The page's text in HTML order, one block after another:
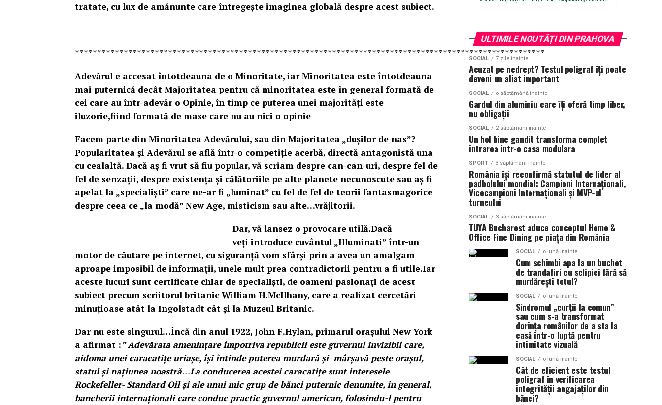
tratate, cu lux de amănunte care întregește imaginea globală despre acest subiect.
**********************************************************************************************************
Adevărul e accesat întotdeauna de o Minoritate, iar Minoritatea este întotdeauna
mai puternică decât Majoritatea pentru că minoritatea este în general formată de
cei care au într-adevăr o Opinie, în timp ce puterea unei majorități este
iluzorie,fiind formată de mase care nu au nici o opinie
Facem parte din Minoritatea Adevărului, sau din Majoritatea „duşilor de nas”?
Popularitatea și Adevărul se află într-o competiție acerbă, directă antagonistă una
cu cealaltă. Dacă aș fi vrut să fiu popular, vă scriam despre can-can-uri, despre fel de
fel de senzaţii, despre existenţa și călătoriile pe alte planete necunoscute sau aș fi
apelat la „specialiști” care ne-ar fi „luminat” cu fel de fel de teorii fantasmagorice
despre ceea ce „la modă” New Age, misticism sau alte…vrăjitorii.
Dar, vă lansez o provocare utilă.Dacă
veți introduce cuvântul „Illuminati” într-un
motor de căutare pe internet, cu siguranță vom sfârși prin a avea un amalgam
aproape imposibil de informații, unele mult prea contradictorii pentru a fi utile.Iar
aceste lucuri sunt certificate chiar de specialiști, de oameni pasionați de acest
subiect precum scriitorul britanic William H.McIlhany, care a realizat cercetări
minuțioase atât la Ingolstadt cât și la Muzeul Britanic.
Dar nu este singurul…Încă din anul 1922, John F.Hylan, primarul orașului New York
a afirmat :” Adevărata amenințare împotriva republicii este guvernul invizibil care,
aidoma unei caracatițe uriașe, își întinde puterea murdară și mârșavă peste orașul,
statul și națiunea noastră…La conducerea acestei caracatițe sunt interesele
Rockefeller- Standard Oil și ale unui mic grup de bănci puternic denumite, în general,
bancherii internaționali care conduc practic guvernul american, folosindu-l pentru
ULTIMILE NOUTĂȚI DIN PRAHOVA
SOCIAL 7 zile inainte
Acuzat pe nedrept? Testul poligraf îţi poate
deveni un aliat important
SOCIAL o săptămână inainte
Gardul din aluminiu care îți oferă timp liber,
nu obligații
SOCIAL 2 săptămâni inainte
Un hol bine gandit transforma complet
intrarea intr-o casa modulara
SPORT 3 săptămâni inainte
România își reconfirmă statutul de lider al
padbolului mondial: Campioni Internaționali,
Vicecampioni Internaționali și MVP-ul
turneului
SOCIAL 3 săptămâni inainte
TUYA Bucharest aduce conceptul Home &
Office Fine Dining pe piața din România
SOCIAL o lună inainte
Cum schimbi apa la un buchet
de trandafiri cu sclipici fără să
murdărești totul?
SOCIAL o lună inainte
Sindromul „curții la comun”
sau cum s-a transformat
dorința românilor de a sta la
casă într-o luptă pentru
intimitate vizuală
SOCIAL o lună inainte
Cât de eficient este testul
poligraf în verificarea
integrității angajaților din
bănci?